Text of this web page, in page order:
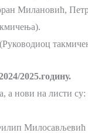
Милановић,
2025.годину.
а нови на